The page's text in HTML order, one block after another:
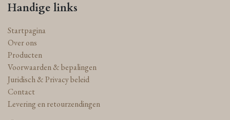
Handige links
Startpagina
Over ons
Producten
Voorwaarden & bepalingen
Juridisch & Privacy beleid
Contact
Levering en retourzendingen